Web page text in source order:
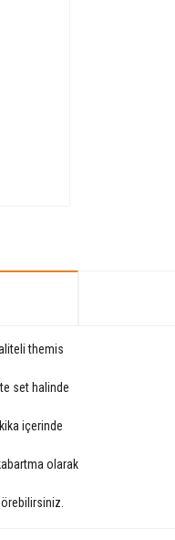
themis
set halinde
içerinde
olarak